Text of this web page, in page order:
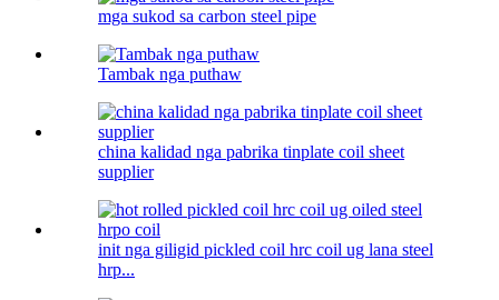
mga sukod sa carbon steel pipe
Tambak nga puthaw
china kalidad nga pabrika tinplate coil sheet
supplier
init nga giligid pickled coil hrc coil ug lana steel
hrp...